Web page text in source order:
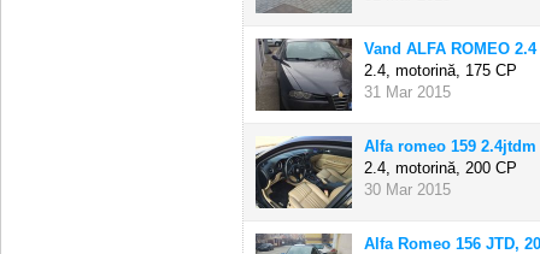
Vand ALFA ROMEO
2.4, motorină, 175 CP
31 Mar 2015
Alfa romeo 159 2.4jtdm
2.4, motorină, 200 CP
30 Mar 2015
Alfa Romeo 156 JTD,